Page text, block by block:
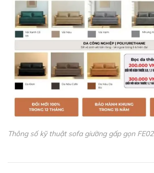
Thông số kỹ thuật sofa giường gấp gọn FE02